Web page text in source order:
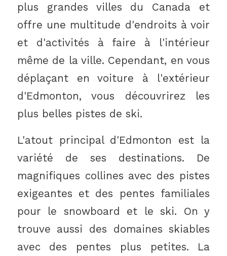
plus grandes villes du Canada et
offre une multitude d'endroits à voir
et d'activités à faire à l'intérieur
même de la ville. Cependant, en vous
déplaçant en voiture à l'extérieur
d'Edmonton, vous découvrirez les
plus belles pistes de ski.
L'atout principal d'Edmonton est la
variété de ses destinations. De
magnifiques collines avec des pistes
exigeantes et des pentes familiales
pour le snowboard et le ski. On y
trouve aussi des domaines skiables
avec des pentes plus petites. La